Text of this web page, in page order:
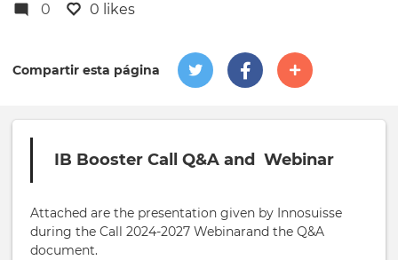
0 0 likes
Compartir esta página
IB Booster Call Q&A and Webinar
Attached are the presentation given by Innosuisse
during the Call 2024-2027 Webinarand the Q&A
document.